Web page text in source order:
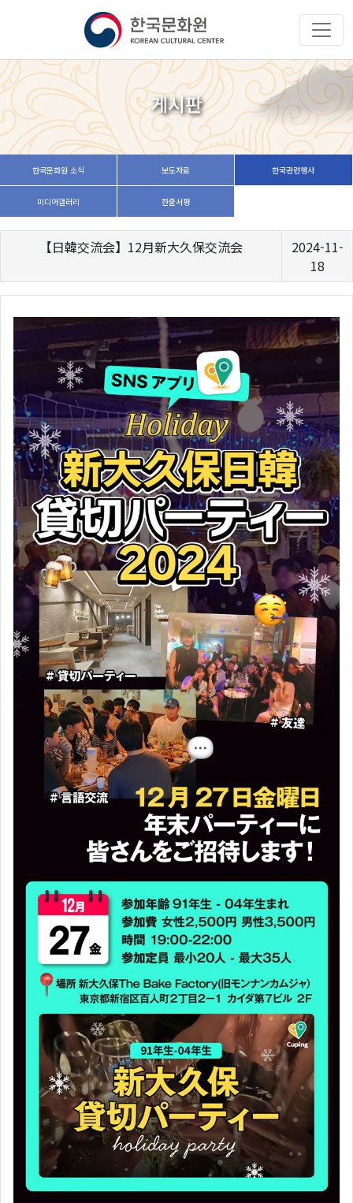
게시판
한국문화원 소식 보도자료 한국관련행사
미디어갤러리 한줄서평
【日韓交流会】12月新大久保交流会
2024-11-
18